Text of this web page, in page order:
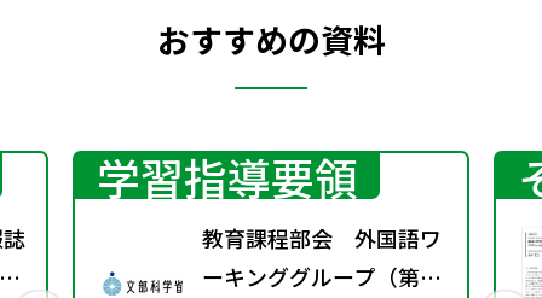
おすすめの資料
学習指導要領
教育課程部会 外国語ワ
ーキンググループ（第5